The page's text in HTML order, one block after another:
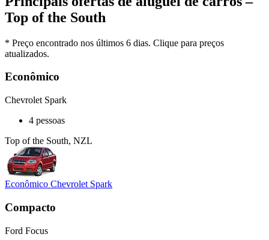
Top of the South
* Preço encontrado nos últimos 6 dias. Clique para preços
atualizados.
Econômico
Chevrolet Spark
4 pessoas
Top of the South, NZL
Econômico Chevrolet Spark
Compacto
Ford Focus